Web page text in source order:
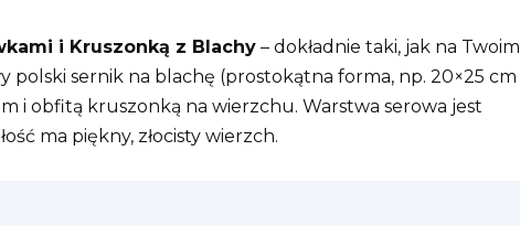
i Kruszonką z Blachy – dokładnie taki, jak na Twoim
polski sernik na blachę (prostokątna forma, np. 20×25 cm
i obfitą kruszonką na wierzchu. Warstwa serowa jest
ma piękny, złocisty wierzch.